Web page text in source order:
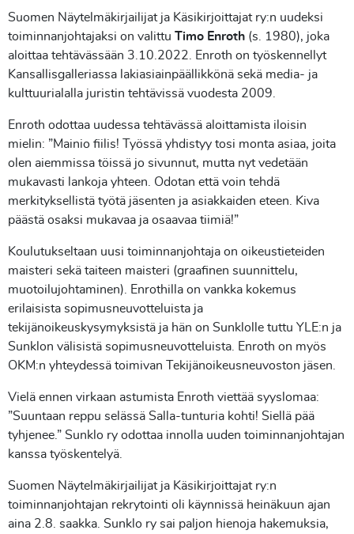
Suomen Näytelmäkirjailijat ja Käsikirjoittajat ry:n uudeksi
toiminnanjohtajaksi on valittu Timo Enroth (s. 1980), joka
aloittaa tehtävässään 3.10.2022. Enroth on työskennellyt
Kansallisgalleriassa lakiasiainpäällikkönä sekä media- ja
kulttuurialalla juristin tehtävissä vuodesta 2009.
Enroth odottaa uudessa tehtävässä aloittamista iloisin
mielin: ”Mainio fiilis! Työssä yhdistyy tosi monta asiaa, joita
olen aiemmissa töissä jo sivunnut, mutta nyt vedetään
mukavasti lankoja yhteen. Odotan että voin tehdä
merkityksellistä työtä jäsenten ja asiakkaiden eteen. Kiva
päästä osaksi mukavaa ja osaavaa tiimiä!”
Koulutukseltaan uusi toiminnanjohtaja on oikeustieteiden
maisteri sekä taiteen maisteri (graafinen suunnittelu,
muotoilujohtaminen). Enrothilla on vankka kokemus
erilaisista sopimusneuvotteluista ja
tekijänoikeuskysymyksistä ja hän on Sunklolle tuttu YLE:n ja
Sunklon välisistä sopimusneuvotteluista. Enroth on myös
OKM:n yhteydessä toimivan Tekijänoikeusneuvoston jäsen.
Vielä ennen virkaan astumista Enroth viettää syyslomaa:
”Suuntaan reppu selässä Salla-tunturia kohti! Siellä pää
tyhjenee.” Sunklo ry odottaa innolla uuden toiminnanjohtajan
kanssa työskentelyä.
Suomen Näytelmäkirjailijat ja Käsikirjoittajat ry:n
toiminnanjohtajan rekrytointi oli käynnissä heinäkuun ajan
aina 2.8. saakka. Sunklo ry sai paljon hienoja hakemuksia,